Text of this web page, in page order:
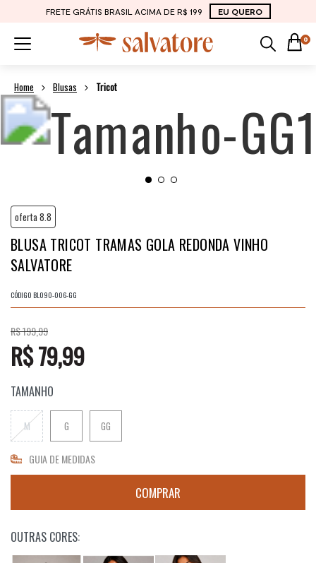
FRETE GRÁTIS BRASIL ACIMA DE R$ 199 EU QUERO
0
Blusas Tricot
oferta 8.8
BLUSA TRICOT TRAMAS GOLA REDONDA VINHO
SALVATORE
CÓDIGO BL090-006-GG
R$ 199,99
R$ 79,99
TAMANHO
M G GG
GUIA DE MEDIDAS
OUTRAS CORES: